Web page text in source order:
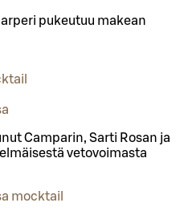
pukeutuu makean
Camparin, Sarti Rosan ja
vetovoimasta
mocktail